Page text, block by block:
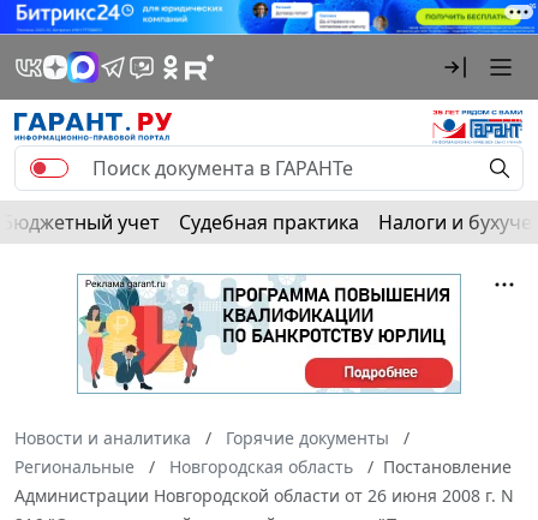
Бюджетный учет Судебная практика Налоги и
Новости и аналитика
Горячие документы
Региональные
Новгородская область
Постановление
Администрации Новгородской области от 26 июня 2008 г. N